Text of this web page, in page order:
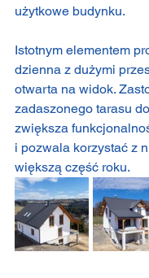
użytkowe budynku.
Istotnym elementem
dzienna z dużymi
otwarta na widok.
zadaszonego tarasu
zwiększa
i pozwala korzystać z
większą część roku.